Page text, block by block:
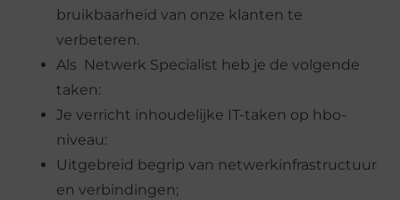
bruikbaarheid van onze klanten te
verbeteren.
Als Netwerk Specialist heb je de volgende
taken:
Je verricht inhoudelijke IT-taken op hbo-
niveau:
Uitgebreid begrip van netwerkinfrastructuur
en verbindingen;